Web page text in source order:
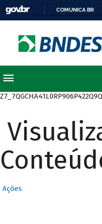
COMUNICA BR
Ações